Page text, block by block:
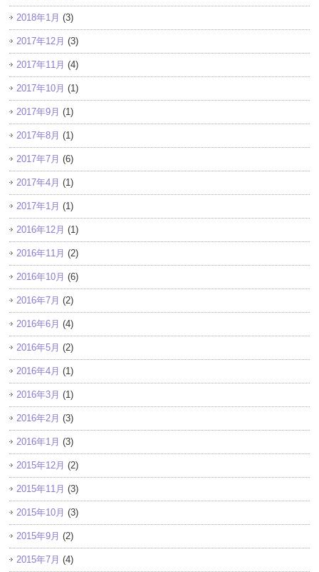
2018年1月 (3)
2017年12月 (3)
2017年11月 (4)
2017年10月 (1)
2017年9月 (1)
2017年8月 (1)
2017年7月 (6)
2017年4月 (1)
2017年1月 (1)
2016年12月 (1)
2016年11月 (2)
2016年10月 (6)
2016年7月 (2)
2016年6月 (4)
2016年5月 (2)
2016年4月 (1)
2016年3月 (1)
2016年2月 (3)
2016年1月 (3)
2015年12月 (2)
2015年11月 (3)
2015年10月 (3)
2015年9月 (2)
2015年7月 (4)